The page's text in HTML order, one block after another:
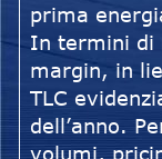
prima
In termini di
margin, in
TLC
dell’anno.
volumi,